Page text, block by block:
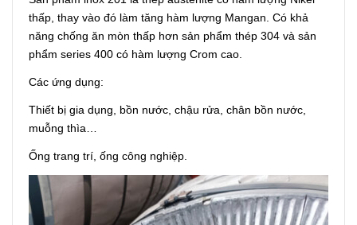
thấp, thay vào đó làm tăng hàm lượng Mangan. Có khả
năng chống ăn mòn thấp hơn sản phẩm thép 304 và sản
phẩm series 400 có hàm lượng Crom cao.
Các ứng dụng:
Thiết bị gia dụng, bồn nước, chậu rửa, chân bồn nước,
muỗng thìa…
Ống trang trí, ống công nghiệp.